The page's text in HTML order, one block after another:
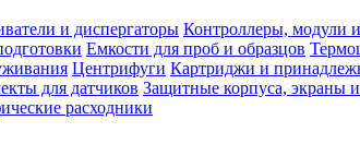
и диспергаторы Контроллеры, модули
Емкости для проб и образцов
Центрифуги Картриджи и
для датчиков Защитные корпуса, экраны
расходники